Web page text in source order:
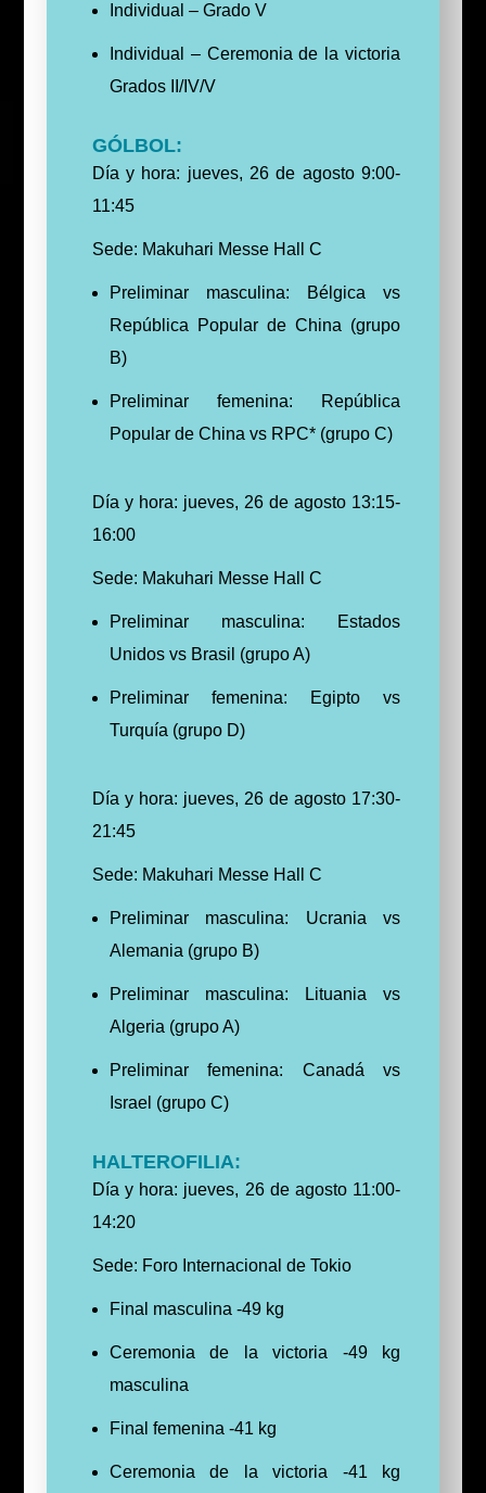
Individual – Grado V
Individual – Ceremonia de la victoria
Grados II/IV/V
GÓLBOL:
Día y hora: jueves, 26 de agosto 9:00-
11:45
Sede: Makuhari Messe Hall C
Preliminar masculina: Bélgica vs
República Popular de China (grupo
B)
Preliminar femenina: República
Popular de China vs RPC* (grupo C)
Día y hora: jueves, 26 de agosto 13:15-
16:00
Sede: Makuhari Messe Hall C
Preliminar masculina: Estados
Unidos vs Brasil (grupo A)
Preliminar femenina: Egipto vs
Turquía (grupo D)
Día y hora: jueves, 26 de agosto 17:30-
21:45
Sede: Makuhari Messe Hall C
Preliminar masculina: Ucrania vs
Alemania (grupo B)
Preliminar masculina: Lituania vs
Algeria (grupo A)
Preliminar femenina: Canadá vs
Israel (grupo C)
HALTEROFILIA:
Día y hora: jueves, 26 de agosto 11:00-
14:20
Sede: Foro Internacional de Tokio
Final masculina -49 kg
Ceremonia de la victoria -49 kg
masculina
Final femenina -41 kg
Ceremonia de la victoria -41 kg